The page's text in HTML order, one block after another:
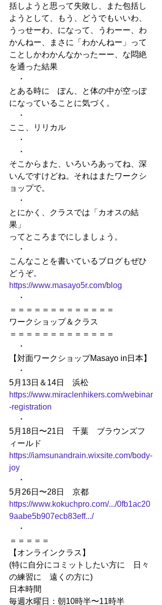
括しようと思って失敗し、また包括し
ようとして、もう、どうでもいいわ、
うっせーわ、になって、うわーー、わ
かんねー、まさに「わかんねー」って
ことしかわかんなかったーー、な悶絶
を通った結果
・
とある時に　ぽん、と体の中が空っぽ
になっていることに気づく。
・
ここ、リリカル
・
・
そこからまた、いろいろあってね、深
いんですけどね。それはまたワークシ
ョップで。
・
とにかく、クラスでは「カオスの結
果」
ってところまでにしましょう。
・
こんなことを書いているブログもぜひ
どうぞ。
https://www.masayo5r.com/blog
・
＝＝＝＝＝＝＝＝＝＝＝＝＝
ワークショップ＆クラス
＝＝＝＝＝＝＝＝＝＝＝＝＝
・
【対面ワークショップMasayo in日本】
・
5月13日＆14日　浜松
https://www.miraclenhikers.com/webinar
-registration
・
5月18日〜21日　千葉　ブラウンズフ
ィールド
https://iamsunandrain.wixsite.com/body-
joy
・
5月26日〜28日　京都
https://www.kokuchpro.com/.../0fb1ac20
9aabe5b907ecb83eff.../
・
＝＝＝＝＝
【オンラインクラス】
(特に自分にコミットしたい方に　日々
の練習に　遠くの方に)
日本時間
毎週水曜日：朝10時半〜11時半